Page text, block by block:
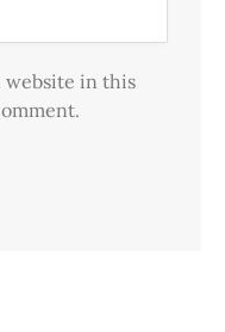
website in this